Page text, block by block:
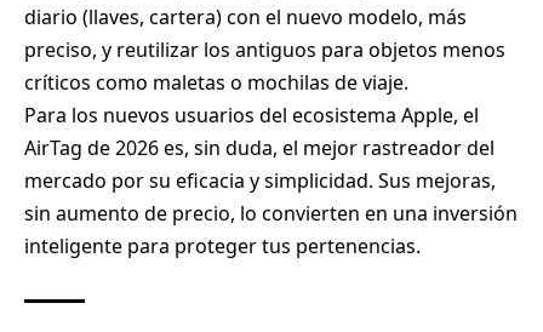
diario (llaves, cartera) con el nuevo modelo, más
preciso, y reutilizar los antiguos para objetos menos
críticos como maletas o mochilas de viaje.
Para los nuevos usuarios del ecosistema Apple, el
AirTag de 2026 es, sin duda, el mejor rastreador del
mercado por su eficacia y simplicidad. Sus mejoras,
sin aumento de precio, lo convierten en una inversión
inteligente para proteger tus pertenencias.